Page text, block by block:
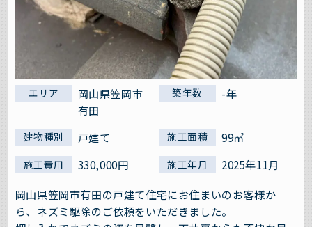
エリア
岡山県笠岡市
有田
築年数 -年
建物種別 戸建て 施工面積 99㎡
施工費用 330,000円 施工年月
2025年11月
岡山県笠岡市有田の戸建て住宅にお住まいのお客様か
ら、ネズミ駆除のご依頼をいただきました。